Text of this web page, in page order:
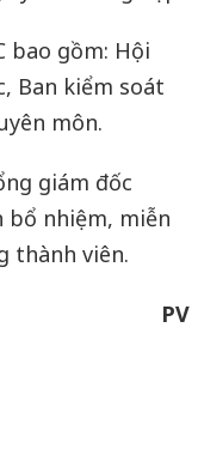
bao gồm: Hội
Ban kiểm soát
môn.
giám đốc
bổ nhiệm, miễn
thành viên.
PV